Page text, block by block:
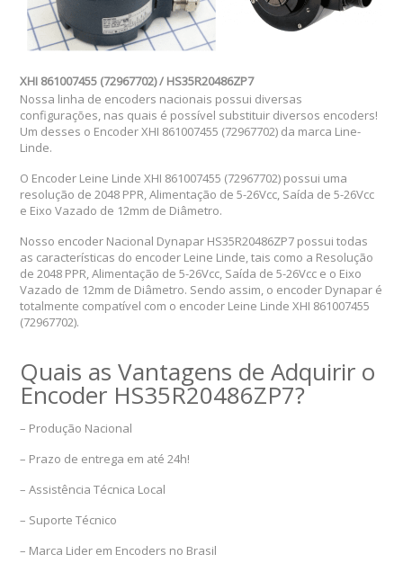
XHI 861007455 (729677­02) / HS35R20486ZP7
Nossa linha de encoders nacionais possui diversas
configurações, nas quais é possível substituir diversos encoders!
Um desses o Encoder XHI 861007455 (729677­02) da marca Line-
Linde.
O Encoder Leine Linde XHI 861007455 (729677­02) possui uma
resolução de 2048 PPR, Alimentação de 5-26Vcc, Saída de 5-26Vcc
e Eixo Vazado de 12mm de Diâmetro.
Nosso encoder Nacional Dynapar HS35R20486ZP7 possui todas
as características do encoder Leine Linde, tais como a Resolução
de 2048 PPR, Alimentação de 5-26Vcc, Saída de 5-26Vcc e o Eixo
Vazado de 12mm de Diâmetro. Sendo assim, o encoder Dynapar é
totalmente compatível com o encoder Leine Linde XHI 861007455
(729677­02).
Quais as Vantagens de Adquirir o
Encoder HS35R20486ZP7?
– Produção Nacional
– Prazo de entrega em até 24h!
– Assistência Técnica Local
– Suporte Técnico
– Marca Lider em Encoders no Brasil